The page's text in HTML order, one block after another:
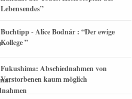
Lebensendes”
Buchtipp - Alice Bodnár : “Der ewige
Kollege ”
Fukushima: Abschiednahmen von
Verstorbenen kaum möglich